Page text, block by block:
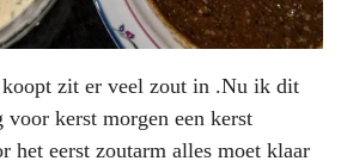
zit er veel zout in .Nu ik dit
voor kerst morgen een kerst
het eerst zoutarm alles moet klaar